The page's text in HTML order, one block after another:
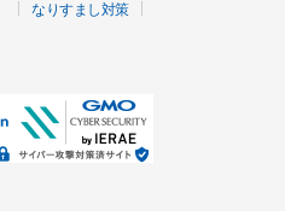
なりすまし対策